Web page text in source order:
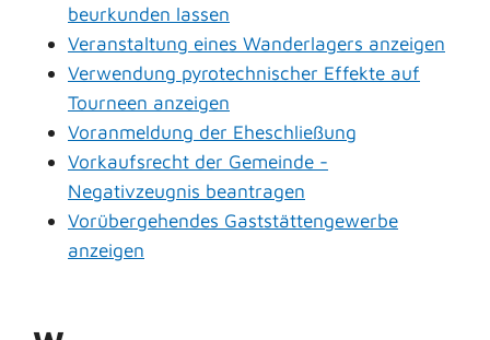
beurkunden lassen
Veranstaltung eines Wanderlagers anzeigen
Verwendung pyrotechnischer Effekte auf
Tourneen anzeigen
Voranmeldung der Eheschließung
Vorkaufsrecht der Gemeinde -
Negativzeugnis beantragen
Vorübergehendes Gaststättengewerbe
anzeigen